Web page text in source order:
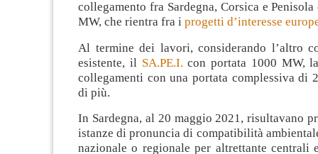
collegamento fra Sardegna, Corsica e
MW, che rientra fra i progetti d’interesse
Al termine dei lavori, considerando l’altro
esistente, il SA.PE.I. con portata 1000 MW,
collegamenti con una portata complessiva di
di più.
In Sardegna, al 20 maggio 2021, risultavano
istanze di pronuncia di compatibilità
nazionale o regionale per altrettante centrali